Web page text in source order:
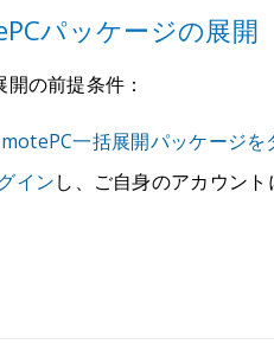
パッケージの展開
の前提条件：
一括展開パッケージを
インし、ご自身のアカウン